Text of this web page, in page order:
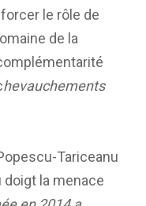
le rôle de
de la
hevauchements
Tariceanu
doigt la menace